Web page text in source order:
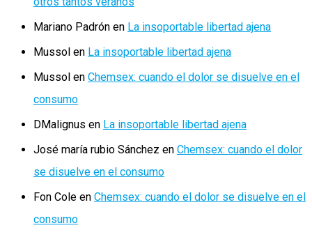
Mariano Padrón en La insoportable libertad ajena
Mussol en La insoportable libertad ajena
Mussol en Chemsex: cuando el dolor se disuelve en el
consumo
DMalignus en La insoportable libertad ajena
José maría rubio Sánchez en Chemsex: cuando el dolor
se disuelve en el consumo
Fon Cole en Chemsex: cuando el dolor se disuelve en el
consumo